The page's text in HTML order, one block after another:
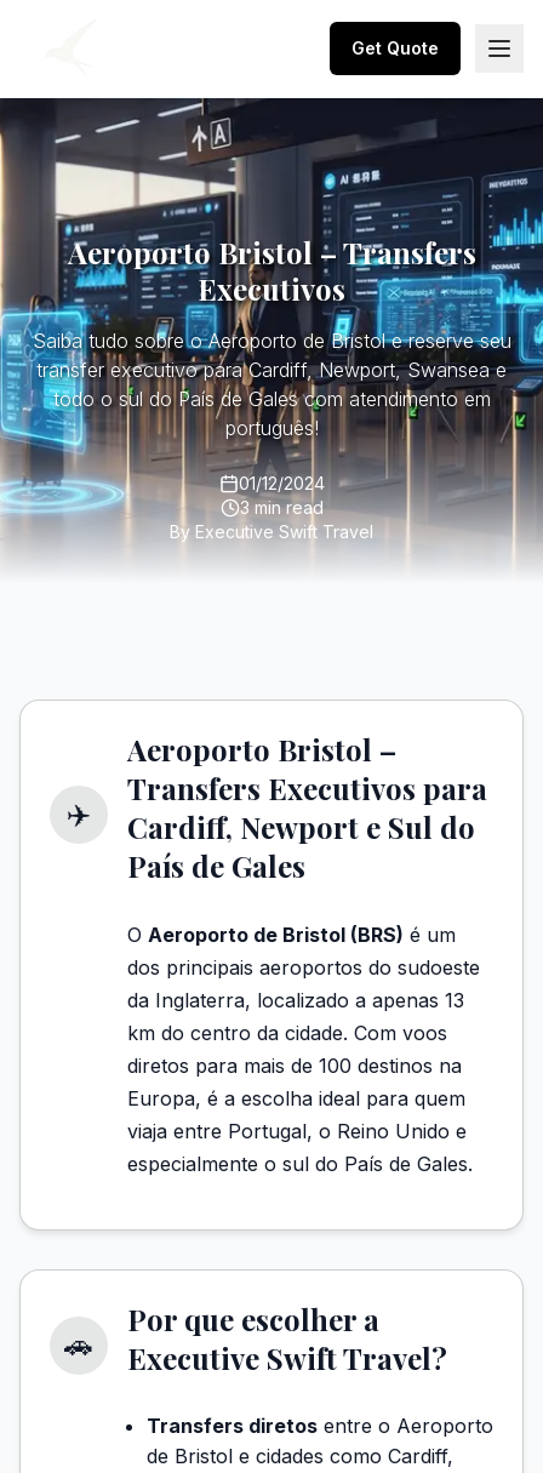
Get Quote
Aeroporto Bristol – Transfers
Executivos
Saiba tudo sobre o Aeroporto de Bristol e reserve seu
transfer executivo para Cardiff, Newport, Swansea e
todo o sul do País de Gales com atendimento em
português!
01/12/2024
3 min read
By Executive Swift Travel
✈️
Aeroporto Bristol –
Transfers Executivos para
Cardiff, Newport e Sul do
País de Gales
O Aeroporto de Bristol (BRS) é um
dos principais aeroportos do sudoeste
da Inglaterra, localizado a apenas 13
km do centro da cidade. Com voos
diretos para mais de 100 destinos na
Europa, é a escolha ideal para quem
viaja entre Portugal, o Reino Unido e
especialmente o sul do País de Gales.
🚗
Por que escolher a
Executive Swift Travel?
Transfers diretos entre o Aeroporto
de Bristol e cidades como Cardiff,